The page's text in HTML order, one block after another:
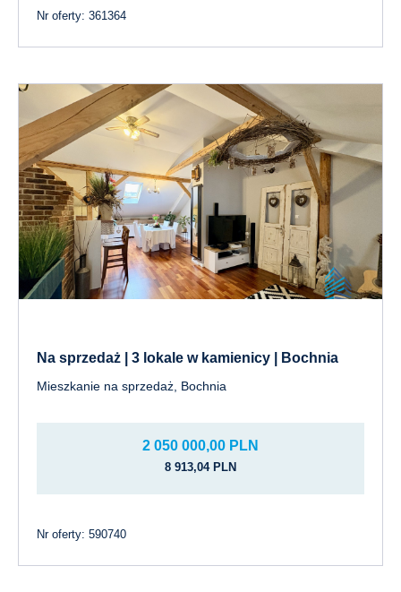
Nr oferty: 361364
Na sprzedaż | 3 lokale w kamienicy | Bochnia
Mieszkanie na sprzedaż, Bochnia
2 050 000,00 PLN
8 913,04 PLN
Nr oferty: 590740